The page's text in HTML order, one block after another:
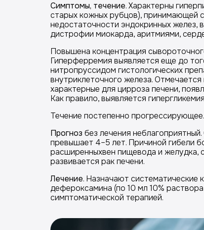
Симптомы, течение. Характерны
старых кожных рубцов), принимающей
недостаточности эндокринных желез,
дистрофии миокарда, аритмиями,
Повышена концентрация
Гиперферремия выявляется еще до
нитропруссидом гистологических
внутриклеточного железа.
характерные для цирроза печени,
Как правило, выявляется
Течение постепенно прогрессирующее.
Прогноз без лечения
превышает 4–5 лет. Причиной гибели
расширенныхвен пищевода и желудка,
развивается рак печени.
Лечение. Назначают систематические
дефероксамина (по 10 мл 10%
симптоматической терапией.